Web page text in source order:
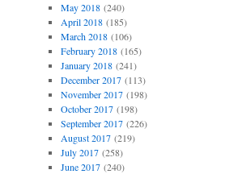
May 2018(240)
April 2018(185)
March 2018(106)
February 2018(165)
January 2018(241)
December 2017(113)
November 2017(198)
October 2017(198)
September 2017(226)
August 2017(219)
July 2017(258)
June 2017(240)